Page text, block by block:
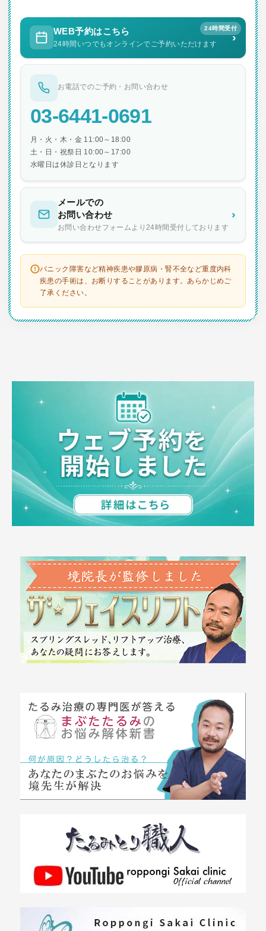
24時間受付
WEB予約はこちら
24時間いつでもオンラインでご予約いただけます ›
お電話でのご予約・お問い合わせ
03-6441-0691
月・火・木・金 11:00～18:00
土・日・祝祭日 10:00～17:00
水曜日は休診日となります
メールでの
お問い合わせ
お問い合わせフォームより24時間受付しております
›
パニック障害など精神疾患や膠原病・腎不全など重度内科
疾患の手術は、お断りすることがあります。あらかじめご
了承ください。